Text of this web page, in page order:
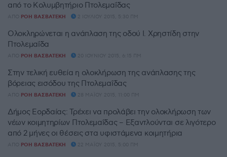
από το Κολυμβητήριο Πτολεμαΐδας
ΑΠΌ ΡΌΗ ΒΑΣΒΑΤΈΚΗ 2 ΙΟΥΛΊΟΥ 2015, 5:30 ΠΜ
Ολοκληρώνεται η ανάπλαση της οδού Ι. Χρηστίδη στην
Πτολεμαΐδα
ΑΠΌ ΡΌΗ ΒΑΣΒΑΤΈΚΗ 20 ΙΟΥΝΊΟΥ 2015, 6:15 ΠΜ
Στην τελική ευθεία η ολοκλήρωση της ανάπλασης της
βόρειας εισόδου της Πτολεμαΐδας
ΑΠΌ ΡΌΗ ΒΑΣΒΑΤΈΚΗ 28 ΜΑΪ́ΟΥ 2015, 11:00 ΠΜ
Δήμος Εορδαίας: Τρέχει να προλάβει την ολοκλήρωση των
νέων κοιμητηρίων Πτολεμαΐδας – Εξαντλούνται σε λιγότερο
από 2 μήνες οι θέσεις στα υφιστάμενα κοιμητήρια
ΑΠΌ ΡΌΗ ΒΑΣΒΑΤΈΚΗ 22 ΜΑΪ́ΟΥ 2015, 5:00 ΠΜ